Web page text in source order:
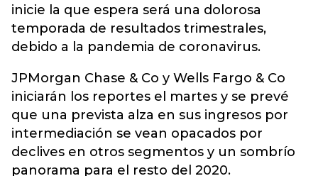
inicie la que espera será una dolorosa
temporada de resultados trimestrales,
debido a la pandemia de coronavirus.
JPMorgan Chase & Co y Wells Fargo & Co
iniciarán los reportes el martes y se prevé
que una prevista alza en sus ingresos por
intermediación se vean opacados por
declives en otros segmentos y un sombrío
panorama para el resto del 2020.